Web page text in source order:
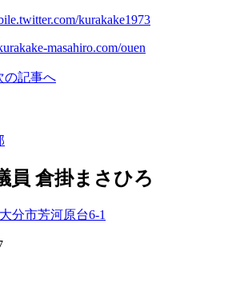
kurakake1973
masahiro.com/ouen
の記事へ
員 倉掛まさひろ
分市芳河原台6-1